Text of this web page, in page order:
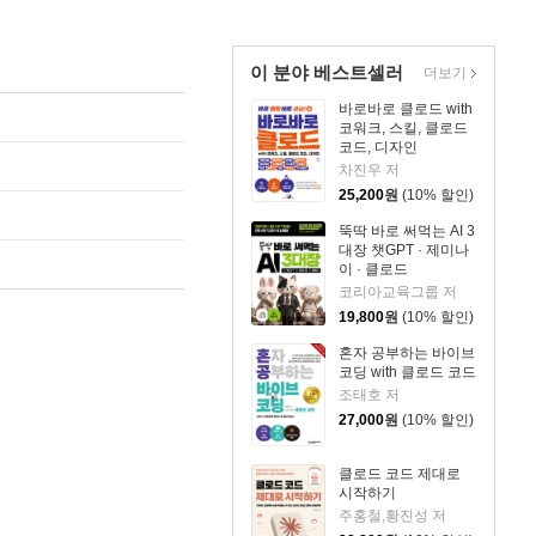
이 분야 베스트셀러
바로바로 클로드 with
코워크, 스킬, 클로드
코드, 디자인
차진우 저
25,200원 (10% 할인)
뚝딱 바로 써먹는 AI 3
대장 챗GPT · 제미나
이 · 클로드
코리아교육그룹 저
19,800원 (10% 할인)
혼자 공부하는 바이브
코딩 with 클로드 코드
조태호 저
27,000원 (10% 할인)
클로드 코드 제대로
시작하기
주홍철,황진성 저
더보기